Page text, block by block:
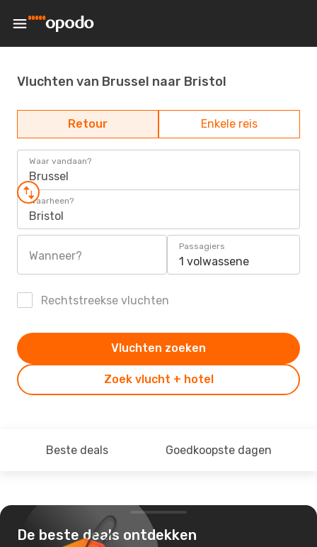
Vluchten van Brussel naar Bristol
Retour Enkele reis
Waar vandaan?
Brussel
Waarheen?
Bristol
Wanneer?
Passagiers
1 volwassene
Rechtstreekse vluchten
Zoek vlucht + hotel
Vluchten zoeken
Beste deals Goedkoopste dagen
De beste deals ontdekken